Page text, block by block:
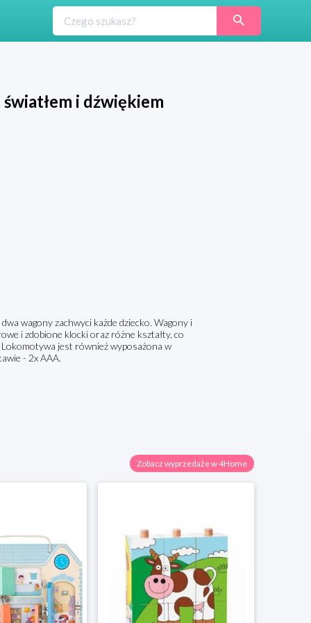
i dźwiękiem
wagony zachwyci każde dziecko. Wagony i
i zdobione klocki oraz różne kształty, co
jest również wyposażona w
- 2x AAA.
Zobacz wyprzedaże w 4Home